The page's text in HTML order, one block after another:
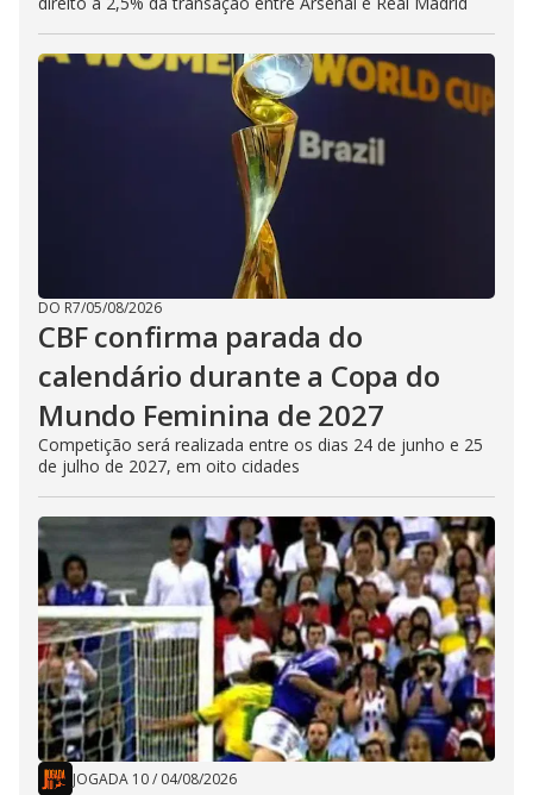
DO R7/05/08/2026
CBF confirma parada do
calendário durante a Copa do
Mundo Feminina de 2027
Competição será realizada entre os dias 24 de junho e 25
de julho de 2027, em oito cidades
JOGADA 10/ 04/08/2026